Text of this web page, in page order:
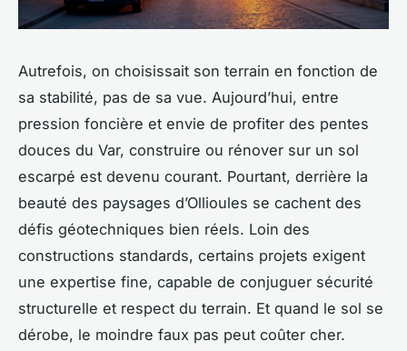
Autrefois, on choisissait son terrain en fonction de
sa stabilité, pas de sa vue. Aujourd’hui, entre
pression foncière et envie de profiter des pentes
douces du Var, construire ou rénover sur un sol
escarpé est devenu courant. Pourtant, derrière la
beauté des paysages d’Ollioules se cachent des
défis géotechniques bien réels. Loin des
constructions standards, certains projets exigent
une expertise fine, capable de conjuguer sécurité
structurelle et respect du terrain. Et quand le sol se
dérobe, le moindre faux pas peut coûter cher.